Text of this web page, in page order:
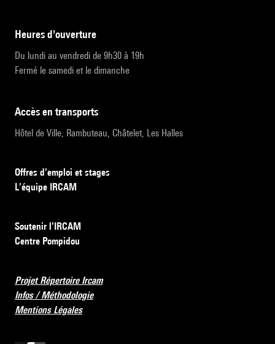
heures d'ouverture
Du lundi au vendredi de 9h30 à 19h
Fermé le samedi et le dimanche
accès en transports
Hôtel de Ville, Rambuteau, Châtelet, Les Halles
Offres d’emploi et stages
L’équipe IRCAM
Soutenir l’IRCAM
Centre Pompidou
Projet Répertoire Ircam
Infos / Méthodologie
Mentions Légales